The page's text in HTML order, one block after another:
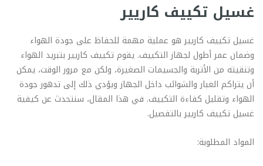
غسيل تكييف كاريير
غسيل تكييف كاريير هو عملية مهمة للحفاظ على جودة الهواء
وضمان عمر أطول لجهاز التكييف. يقوم تكييف كاريير بتبريد الهواء
وتنقيته من الأتربة والجسيمات الصغيرة، ولكن مع مرور الوقت، يمكن
أن يتراكم الغبار والشوائب داخل الجهاز ويؤدي ذلك إلى تدهور جودة
الهواء وتقليل كفاءة التكييف. في هذا المقال، سنتحدث عن كيفية
غسيل تكييف كاريير بالتفصيل.
المواد المطلوبة: